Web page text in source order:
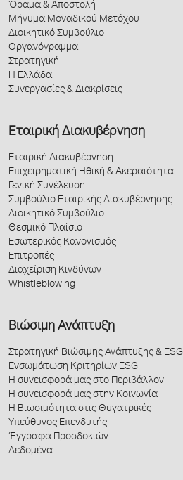
Όραμα & Αποστολή
Μήνυμα Μοναδικού Μετόχου
Διοικητικό Συμβούλιο
Οργανόγραμμα
Στρατηγική
Η Ελλάδα
Συνεργασίες & Διακρίσεις
Εταιρική Διακυβέρνηση
Εταιρική Διακυβέρνηση
Επιχειρηματική Ηθική & Ακεραιότητα
Γενική Συνέλευση
Συμβούλιο Εταιρικής Διακυβέρνησης
Διοικητικό Συμβούλιο
Θεσμικό Πλαίσιο
Εσωτερικός Κανονισμός
Επιτροπές
Διαχείριση Κινδύνων
Whistleblowing
Βιώσιμη Ανάπτυξη
Στρατηγική Βιώσιμης Ανάπτυξης & ESG
Ενσωμάτωση Κριτηρίων ESG
Η συνεισφορά μας στο Περιβάλλον
Η συνεισφορά μας στην Κοινωνία
Η Βιωσιμότητα στις Θυγατρικές
Υπεύθυνος Επενδυτής
Έγγραφα Προσδοκιών
Δεδομένα